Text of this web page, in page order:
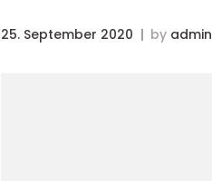
25. September 2020 by admin